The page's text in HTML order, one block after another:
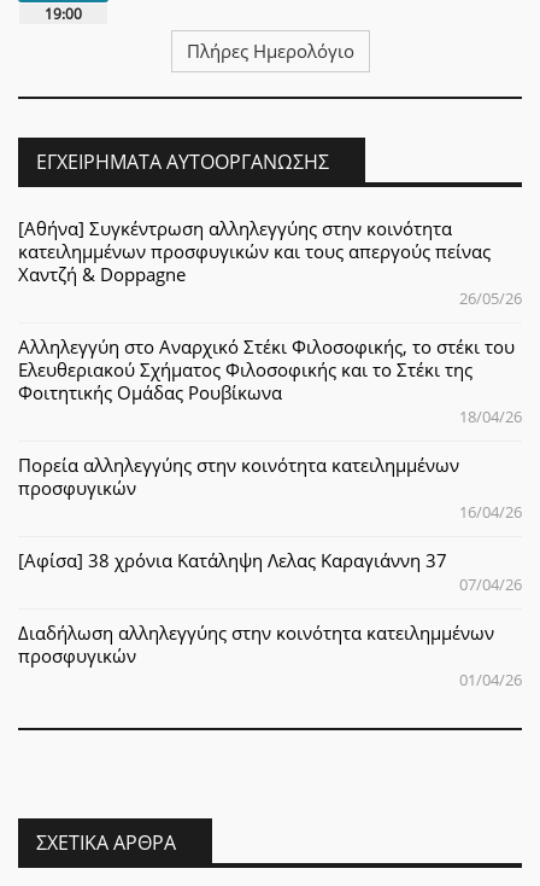
19:00
Πλήρες Ημερολόγιο
ΕΓΧΕΙΡΉΜΑΤΑ ΑΥΤΟΟΡΓΆΝΩΣΗΣ
[Αθήνα] Συγκέντρωση αλληλεγγύης στην κοινότητα
κατειλημμένων προσφυγικών και τους απεργούς πείνας
Χαντζή & Doppagne
26/05/26
Αλληλεγγύη στο Αναρχικό Στέκι Φιλοσοφικής, το στέκι του
Ελευθεριακού Σχήματος Φιλοσοφικής και το Στέκι της
Φοιτητικής Ομάδας Ρουβίκωνα
18/04/26
Πορεία αλληλεγγύης στην κοινότητα κατειλημμένων
προσφυγικών
16/04/26
[Αφίσα] 38 χρόνια Κατάληψη Λελας Καραγιάννη 37
07/04/26
Διαδήλωση αλληλεγγύης στην κοινότητα κατειλημμένων
προσφυγικών
01/04/26
ΣΧΕΤΙΚΆ ΆΡΘΡΑ